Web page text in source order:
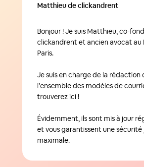
Matthieu de clickandrent
Bonjour ! Je suis Matthieu, co-
clickandrent et ancien avocat au
Paris.
Je suis en charge de la rédaction
l’ensemble des modèles de
trouverez ici !
Évidemment, ils sont mis à jour
et vous garantissent une
maximale.